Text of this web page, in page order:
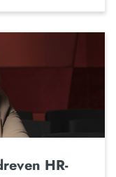
HR-